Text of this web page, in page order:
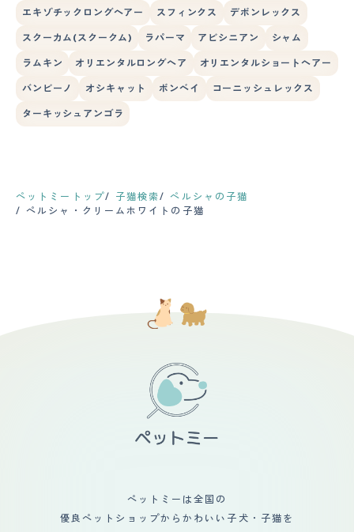
エキゾチックロングヘアー スフィンクス デボンレックス
スクーカム(スクークム) ラパーマ アビシニアン シャム
ラムキン オリエンタルロングヘア オリエンタルショートヘアー
バンビーノ オシキャット ボンベイ コーニッシュレックス
ターキッシュアンゴラ
ペットミートップ 子猫検索
ペルシャの子猫
ペルシャ・クリームホワイトの子猫
ペットミーは全国の
優良ペットショップからかわいい子犬・子猫を